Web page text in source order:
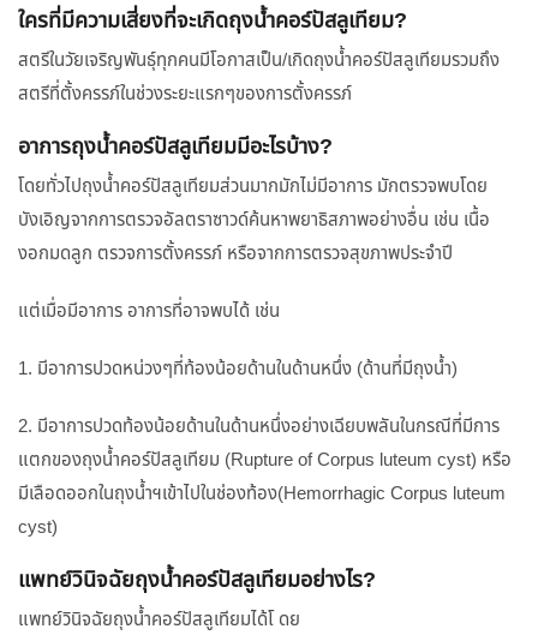
ใครที่มีความเสี่ยงที่จะเกิดถุงน้ำคอร์ปัสลูเทียม?
สตรีในวัยเจริญพันธุ์ทุกคนมีโอกาสเป็น/เกิดถุงน้ำคอร์ปัสลูเทียมรวมถึง
สตรีที่ตั้งครรภ์ในช่วงระยะแรกๆของการตั้งครรภ์
อาการถุงน้ำคอร์ปัสลูเทียมมีอะไรบ้าง?
โดยทั่วไปถุงน้ำคอร์ปัสลูเทียมส่วนมากมักไม่มีอาการ มักตรวจพบโดย
บังเอิญจากการตรวจอัลตราซาวด์ค้นหาพยาธิสภาพอย่างอื่น เช่น เนื้อ
งอกมดลูก ตรวจการตั้งครรภ์ หรือจากการตรวจสุขภาพประจำปี
แต่เมื่อมีอาการ อาการที่อาจพบได้ เช่น
1. มีอาการปวดหน่วงๆที่ท้องน้อยด้านในด้านหนึ่ง (ด้านที่มีถุงน้ำ)
2. มีอาการปวดท้องน้อยด้านในด้านหนึ่งอย่างเฉียบพลันในกรณีที่มีการ
แตกของถุงน้ำคอร์ปัสลูเทียม (Rupture of Corpus luteum cyst) หรือ
มีเลือดออกในถุงน้ำฯเข้าไปในช่องท้อง(Hemorrhagic Corpus luteum
cyst)
แพทย์วินิจฉัยถุงน้ำคอร์ปัสลูเทียมอย่างไร?
แพทย์วินิจฉัยถุงน้ำคอร์ปัสลูเทียมได้โ ดย